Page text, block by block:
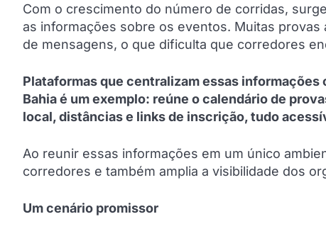
Com o crescimento do número de corridas,
as informações sobre os eventos. Muitas
de mensagens, o que dificulta que corredores
Plataformas que centralizam essas informações
Bahia é um exemplo: reúne o calendário de
local, distâncias e links de inscrição, tudo
Ao reunir essas informações em um único
corredores e também amplia a visibilidade dos
Um cenário promissor